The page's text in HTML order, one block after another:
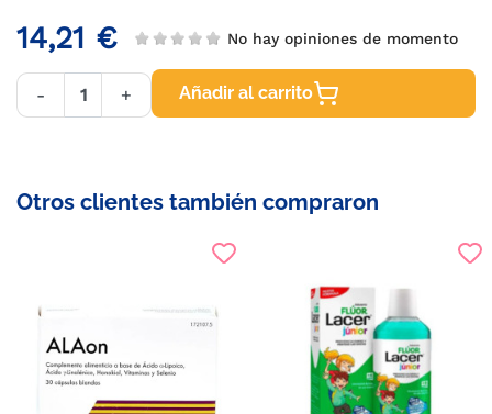
14,21 € No hay opiniones de momento
- + Añadir al carrito
Otros clientes también compraron